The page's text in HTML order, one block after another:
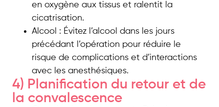
en oxygène aux tissus et ralentit la
cicatrisation.
Alcool : Évitez l’alcool dans les jours
précédant l’opération pour réduire le
risque de complications et d’interactions
avec les anesthésiques.
4) Planification du retour et de
la convalescence